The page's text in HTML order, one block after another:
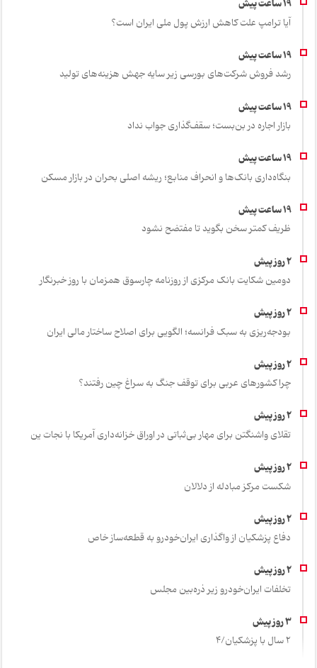
آیا ترامپ علت کاهش ارزش پول ملی ایران است؟
رشد فروش شرکت‌های بورسی زیر سایه جهش هزینه‌های تولید
بازار اجاره در بن‌بست؛ سقف‌گذاری جواب نداد
بنگاه‌داری بانک‌ها و انحراف منابع؛ ریشه اصلی بحران در بازار مسکن
ظریف کمتر سخن بگوید تا مفتضح نشود
دومین شکایت بانک مرکزی از روزنامه چارسوق همزمان با روز خبرنگار
بودجه‌ریزی به سبک فرانسه؛ الگویی برای اصلاح ساختار مالی ایران
چرا کشورهای عربی برای توقف جنگ به سراغ چین رفتند؟
تقلای واشنگتن برای مهار بی‌ثباتی در اوراق خزانه‌داری آمریکا با نجات ین
شکست مرکز مبادله از دلالان
دفاع پزشکیان از واگذاری ایران‌خودرو به قطعه‌ساز خاص
تخلفات ایران‌خودرو زیر ذره‌بین مجلس
2 سال با پزشکیان/4